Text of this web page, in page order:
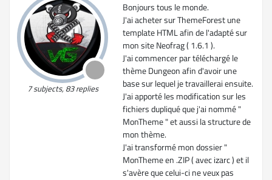
7 subjects, 83 replies
Bonjours tous le monde.
J'ai acheter sur ThemeForest une
template HTML afin de l'adapté sur
mon site Neofrag ( 1.6.1 ).
J'ai commencer par téléchargé le
thème Dungeon afin d'avoir une
base sur lequel je travaillerai ensuite.
J'ai apporté les modification sur les
fichiers dupliqué que j'ai nommé "
MonTheme " et aussi la structure de
mon thème.
J'ai transformé mon dossier "
MonTheme en .ZIP ( avec izarc ) et il
s'avère que celui-ci ne veux pas